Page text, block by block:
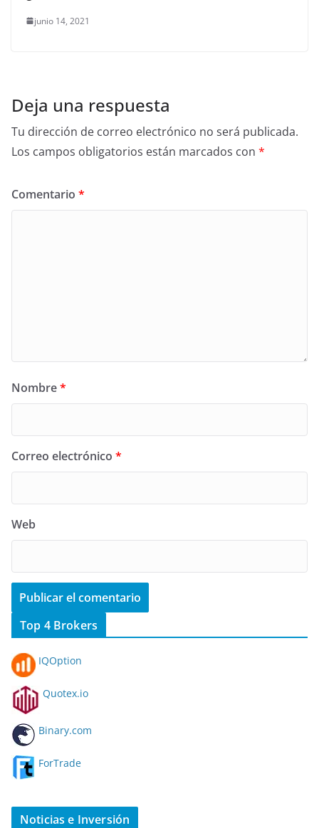
junio 14, 2021
Deja una respuesta
Tu dirección de correo electrónico no será publicada.
Los campos obligatorios están marcados con *
Comentario *
Nombre*
Correo electrónico *
Web
Top 4 Brokers
IQOption
Quotex.io
Binary.com
ForTrade
Noticias e Inversión